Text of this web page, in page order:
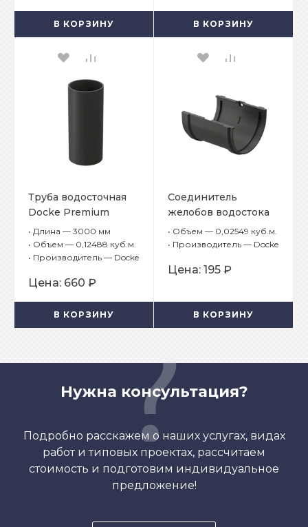
В КОРЗИНУ В КОРЗИНУ
Труба водосточная
Docke Premium
Графит
• Длина — 3000 мм
• Объем — 0,12488 куб.м.
• Производитель — Docke
Цена: 660 ₽
В КОРЗИНУ
Соединитель
желобов водостока
Docke Premium
Графит
• Объем — 0,02549 куб.м.
• Производитель — Docke
Цена: 195 ₽
В КОРЗИНУ
Нужна консультация?
Подробно расскажем о наших услугах, видах
работ и типовых проектах, рассчитаем
стоимость и подготовим индивидуальное
предложение!